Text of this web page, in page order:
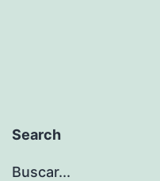
Search
Buscar...